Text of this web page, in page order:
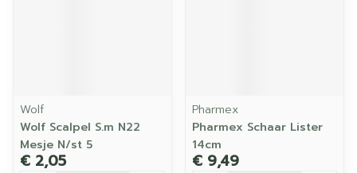
Wolf
Wolf Scalpel S.m N22
Mesje N/st 5
€ 2,05
Pharmex
Pharmex Schaar Lister
14cm
€ 9,49